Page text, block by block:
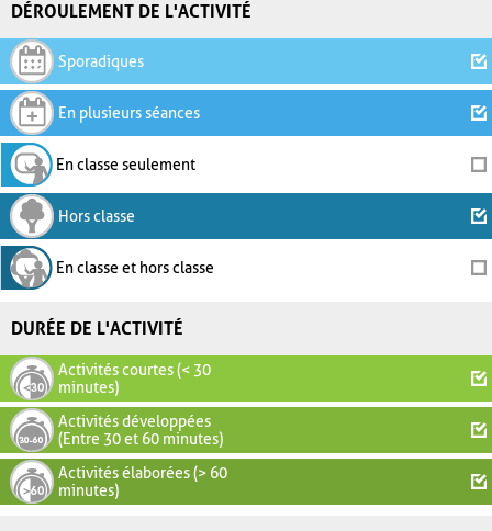
DÉROULEMENT DE L'ACTIVITÉ
Sporadiques
En plusieurs séances
En classe seulement
Hors classe
En classe et hors classe
DURÉE DE L'ACTIVITÉ
Activités courtes (< 30
minutes)
Activités développées
(Entre 30 et 60 minutes)
Activités élaborées (> 60
minutes)